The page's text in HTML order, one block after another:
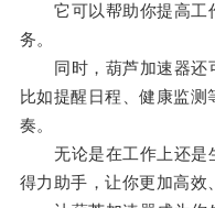
它可以帮助你提高工
务。
同时，葫芦加速器还可
比如提醒日程、健康监
奏。
无论是在工作上还是
得力助手，让你更加高效